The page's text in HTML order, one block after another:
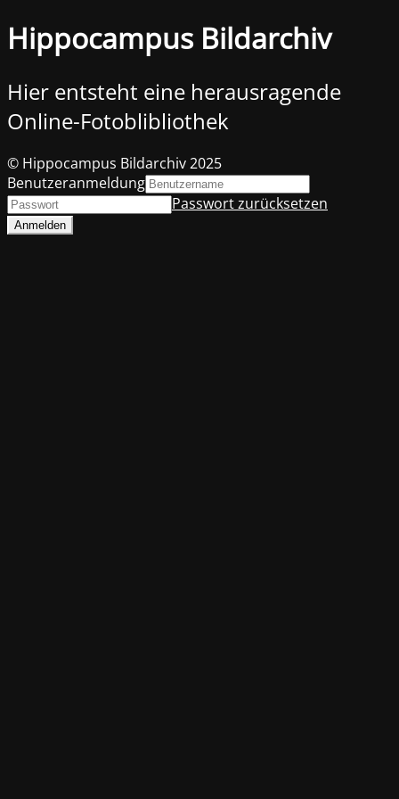
Hippocampus Bildarchiv
Hier entsteht eine herausragende
Online-Fotoblibliothek
© Hippocampus Bildarchiv 2025
Benutzeranmeldung
Passwort zurücksetzen